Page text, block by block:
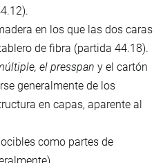
en los que las dos caras
de fibra (partida 44.18).
el presspan y el cartón
generalmente de los
en capas, aparente al
como partes de